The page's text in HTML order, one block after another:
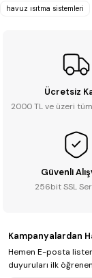
havuz ısıtma sistemleri
Ücretsiz
2000 TL ve üzeri
Güvenli
256bit SSL
Kampanyalardan
Hemen E-posta
duyuruları ilk